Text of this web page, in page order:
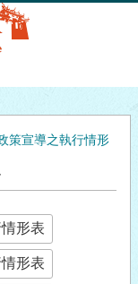
策宣導之執行情形
形表
形表